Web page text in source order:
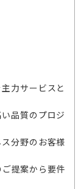
力サービスと
品質のプロジ
分野のお客様
提案から要件